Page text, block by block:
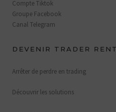
Compte Tiktok
Groupe Facebook
Canal Telegram
DEVENIR TRADER
Arrêter de perdre en trading
Découvrir les solutions